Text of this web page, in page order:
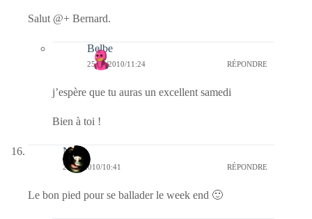
Salut @+ Bernard.
Belbe
25/09/2010/11:24 RÉPONDRE
j’espère que tu auras un excellent samedi
Bien à toi !
Nova
25/09/2010/10:41 RÉPONDRE
Le bon pied pour se ballader le week end 🙂